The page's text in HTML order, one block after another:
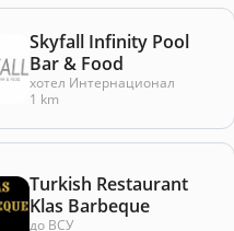
Skyfall Infinity Pool
Bar & Food
хотел Интернационал
1 km
Turkish Restaurant
Klas Barbeque
до ВСУ